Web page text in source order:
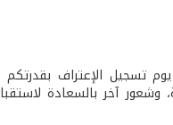
تسجيل الإعتراف
وشعور آخر بالسعادة